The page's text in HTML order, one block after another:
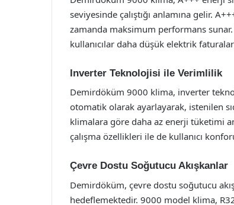
seviyesinde çalıştığı anlamına gelir.
zamanda maksimum performans
kullanıcılar daha düşük elektrik
Inverter Teknolojisi ile Verimlilik
Demirdöküm 9000 klima, inverter
otomatik olarak ayarlayarak, istenilen
klimalara göre daha az enerji tüketimi
çalışma özellikleri ile de kullanıcı
Çevre Dostu Soğutucu Akışkanlar
Demirdöküm, çevre dostu soğutucu
hedeflemektedir. 9000 model klima,